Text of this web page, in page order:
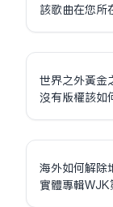
該歌曲在您所
世界之外黃金
沒有版權該如
海外如何解除
實體專輯WJK